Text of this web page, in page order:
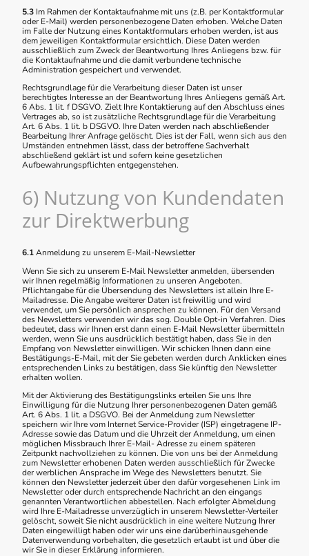
5.3 Im Rahmen der Kontaktaufnahme mit uns (z.B. per Kontaktformular
oder E-Mail) werden personenbezogene Daten erhoben. Welche Daten
im Falle der Nutzung eines Kontaktformulars erhoben werden, ist aus
dem jeweiligen Kontaktformular ersichtlich. Diese Daten werden
ausschließlich zum Zweck der Beantwortung Ihres Anliegens bzw. für
die Kontaktaufnahme und die damit verbundene technische
Administration gespeichert und verwendet.
Rechtsgrundlage für die Verarbeitung dieser Daten ist unser
berechtigtes Interesse an der Beantwortung Ihres Anliegens gemäß Art.
6 Abs. 1 lit. f DSGVO. Zielt Ihre Kontaktierung auf den Abschluss eines
Vertrages ab, so ist zusätzliche Rechtsgrundlage für die Verarbeitung
Art. 6 Abs. 1 lit. b DSGVO. Ihre Daten werden nach abschließender
Bearbeitung Ihrer Anfrage gelöscht. Dies ist der Fall, wenn sich aus den
Umständen entnehmen lässt, dass der betroffene Sachverhalt
abschließend geklärt ist und sofern keine gesetzlichen
Aufbewahrungspflichten entgegenstehen.
6) Nutzung von Kundendaten
zur Direktwerbung
6.1Anmeldung zu unserem E-Mail-Newsletter
Wenn Sie sich zu unserem E-Mail Newsletter anmelden, übersenden
wir Ihnen regelmäßig Informationen zu unseren Angeboten.
Pflichtangabe für die Übersendung des Newsletters ist allein Ihre E-
Mailadresse. Die Angabe weiterer Daten ist freiwillig und wird
verwendet, um Sie persönlich ansprechen zu können. Für den Versand
des Newsletters verwenden wir das sog. Double Opt-in Verfahren. Dies
bedeutet, dass wir Ihnen erst dann einen E-Mail Newsletter übermitteln
werden, wenn Sie uns ausdrücklich bestätigt haben, dass Sie in den
Empfang von Newsletter einwilligen. Wir schicken Ihnen dann eine
Bestätigungs-E-Mail, mit der Sie gebeten werden durch Anklicken eines
entsprechenden Links zu bestätigen, dass Sie künftig den Newsletter
erhalten wollen.
Mit der Aktivierung des Bestätigungslinks erteilen Sie uns Ihre
Einwilligung für die Nutzung Ihrer personenbezogenen Daten gemäß
Art. 6 Abs. 1 lit. a DSGVO. Bei der Anmeldung zum Newsletter
speichern wir Ihre vom Internet Service-Provider (ISP) eingetragene IP-
Adresse sowie das Datum und die Uhrzeit der Anmeldung, um einen
möglichen Missbrauch Ihrer E-Mail- Adresse zu einem späteren
Zeitpunkt nachvollziehen zu können. Die von uns bei der Anmeldung
zum Newsletter erhobenen Daten werden ausschließlich für Zwecke
der werblichen Ansprache im Wege des Newsletters benutzt. Sie
können den Newsletter jederzeit über den dafür vorgesehenen Link im
Newsletter oder durch entsprechende Nachricht an den eingangs
genannten Verantwortlichen abbestellen. Nach erfolgter Abmeldung
wird Ihre E-Mailadresse unverzüglich in unserem Newsletter-Verteiler
gelöscht, soweit Sie nicht ausdrücklich in eine weitere Nutzung Ihrer
Daten eingewilligt haben oder wir uns eine darüberhinausgehende
Datenverwendung vorbehalten, die gesetzlich erlaubt ist und über die
wir Sie in dieser Erklärung informieren.